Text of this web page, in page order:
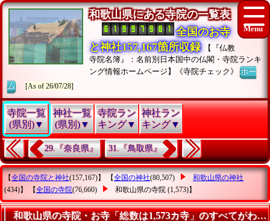
和歌山県にある寺院の一覧表
全国のお寺
と神社157,167箇所収録
【『仏教
寺院名簿』：名前別日本国中の仏閣・寺院ランキ
ング情報ホームページ】《寺院チェック》ホー
ム
[As of 26/07/28]
寺院一覧
(県別)▼
神社一覧
(県別)▼
寺院ラン
キング▼
神社ラン
キング▼
29.『奈良県』 31.『鳥取県』
【全国の寺院と神社(157,167)】 【全国の神社(80,507)
和歌山県の神社
(434)】 【全国の寺院(76,660) 和歌山県の寺院 (1,573)】
和歌山県の寺院・お寺「総数は1,573カ寺」のすべてがわか